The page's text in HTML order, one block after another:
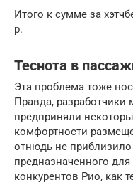
Итого к сумме за
р.
Теснота в
Эта проблема тоже
Правда, разработчики
предприняли
комфортности
отнюдь не
предназначенного для
конкурентов Рио, как